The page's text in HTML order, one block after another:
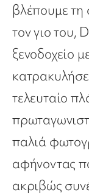
βλέπουμε τη
τον γιο του,
ξενοδοχείο
τελευταίο
παλιά
αφήνοντας
ακριβώς